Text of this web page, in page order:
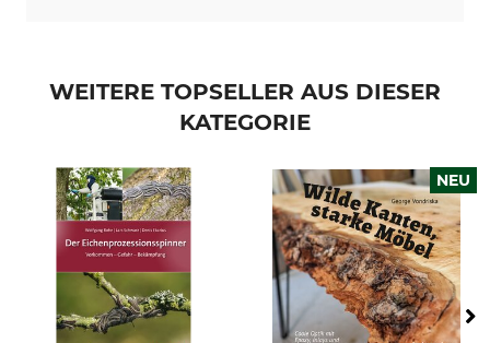
WEITERE TOPSELLER AUS DIESER
KATEGORIE
NEU